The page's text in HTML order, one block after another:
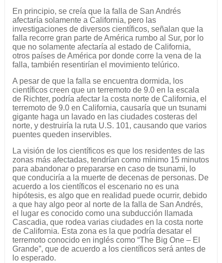
En principio, se creía que la falla de San Andrés
afectaría solamente a California, pero las
investigaciones de diversos científicos, señalan que la
falla recorre gran parte de América rumbo al Sur, por lo
que no solamente afectaría al estado de California,
otros países de América por donde corre la vena de la
falla, también resentirían el movimiento telúrico.
A pesar de que la falla se encuentra dormida, los
científicos creen que un terremoto de 9.0 en la escala
de Richter, podría afectar la costa norte de California, el
terremoto de 9.0 en California, causaría que un tsunami
gigante haga un lavado en las ciudades costeras del
norte, y destruiría la ruta U.S. 101, causando que varios
puentes queden inservibles.
La visión de los científicos es que los residentes de las
zonas más afectadas, tendrían como mínimo 15 minutos
para abandonar o prepararse en caso de tsunami, lo
que conduciría a la muerte de decenas de personas. De
acuerdo a los científicos el escenario no es una
hipótesis, es algo que en realidad puede ocurrir, debido
a que hay algo peor al norte de la falla de San Andrés,
el lugar es conocido como una subducción llamada
Cascadia, que rodea varias ciudades en la costa norte
de California. Esta zona es la que podría desatar el
terremoto conocido en inglés como “The Big One – El
Grande”, que de acuerdo a los científicos será antes de
lo esperado.